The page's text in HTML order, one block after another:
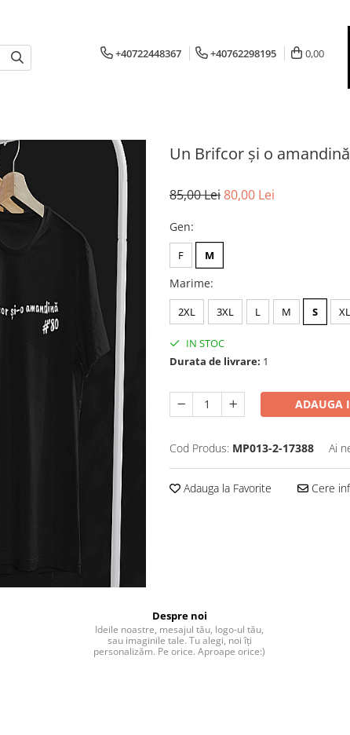
+40722448367 +40762298195 0,00
Un Brifcor și o amandină
85,00 Lei80,00 Lei
Gen:
F M
Marime:
2XL 3XL L M S XL
IN STOC
Durata de livrare: 1
ADAUGA
Cod Produs: MP013-2-17388 Ai
Adauga la Favorite Cere
Despre noi
Ideile noastre, mesajul tău, logo-ul tău,
sau imaginile tale. Tu alegi, noi îți
personalizăm. Pe orice. Aproape orice:)